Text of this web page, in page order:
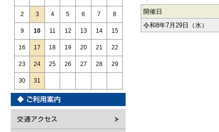
2 3 4 5 6 7 8
9 10 11 12 13 14 15
16 17 18 19 20 21 22
23 24 25 26 27 28 29
30 31
開催日
令和8年7月29日（水）